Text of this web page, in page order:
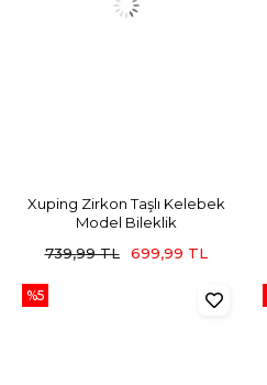
Xuping Zirkon Taşlı Kelebek
Model Bileklik
739,99 TL
699,99 TL
%5